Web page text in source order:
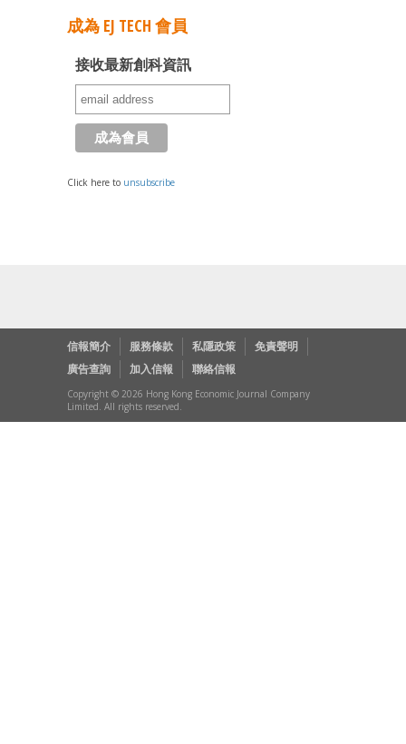
成為 EJ TECH 會員
接收最新創科資訊
Click here to unsubscribe
信報簡介 服務條款 私隱政策
免責聲明
廣告查詢
加入信報 聯絡信報
Copyright © 2026 Hong Kong Economic Journal Company
Limited. All rights reserved.